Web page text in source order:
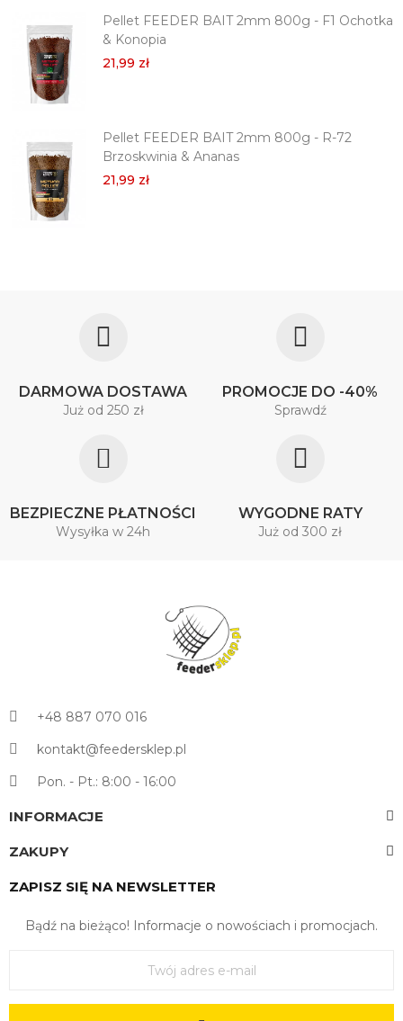
Pellet FEEDER BAIT 2mm 800g - F1 Ochotka
& Konopia
21,99 zł
Pellet FEEDER BAIT 2mm 800g - R-72
Brzoskwinia & Ananas
21,99 zł
DARMOWA DOSTAWA
Już od 250 zł
PROMOCJE DO -40%
Sprawdź
BEZPIECZNE PŁATNOŚCI
Wysyłka w 24h
WYGODNE RATY
Już od 300 zł
+48 887 070 016
kontakt@feedersklep.pl
Pon. - Pt.: 8:00 - 16:00
INFORMACJE
ZAKUPY
ZAPISZ SIĘ NA NEWSLETTER
Bądź na bieżąco! Informacje o nowościach i promocjach.